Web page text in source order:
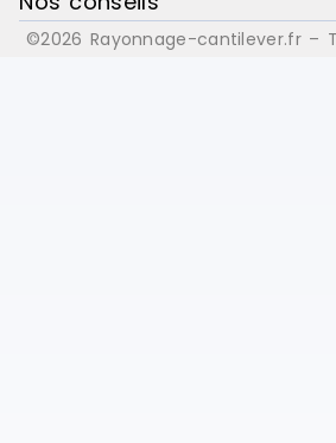
©2026 Rayonnage-cantilever.fr –